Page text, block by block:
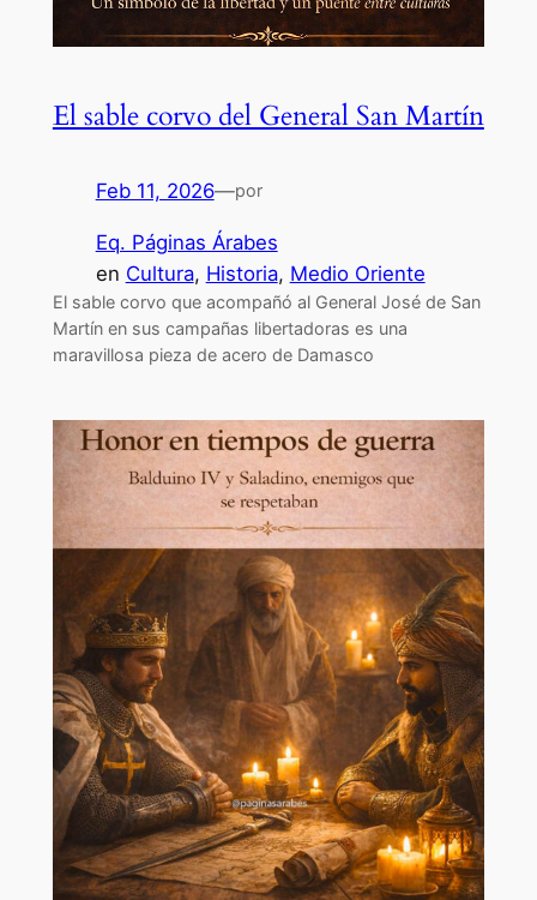
El sable corvo del General San Martín
Feb 11, 2026—por
Eq. Páginas Árabes
en Cultura, Historia, Medio Oriente
El sable corvo que acompañó al General José de San
Martín en sus campañas libertadoras es una
maravillosa pieza de acero de Damasco